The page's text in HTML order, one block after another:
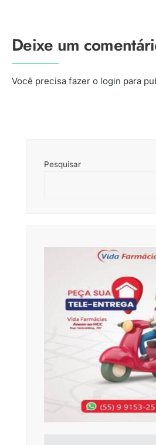
Deixe um
Você precisa fazer o login para
Pesquisar